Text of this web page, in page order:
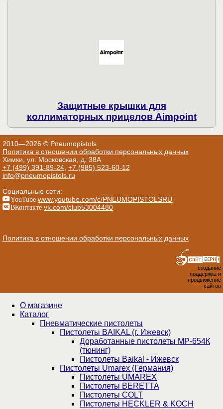
Защитные крышки для
коллиматорных прицелов Aimpoint
2010—2026 © Pneumopistols
Политика в отношении обработки персональных данных
Химки, ул. Московская, д. 38А
+7 (499) 391-89-24, +7 (985) 523-60-12
info@pneumopistols.ru
Социальные сети:
YouTube www.youtube.com/c/PNEUMOPISTOLSRU
ВКонтакте vk.com/club53004480
Политика в отношении обработки персональных данных
создание
поддержка и
продвижение
сайтов
О магазине
Каталог
Пнев­ма­ти­чес­кие пистолеты
Пистолеты BAIKAL (г. Ижевск)
Доработанные пистолеты МР-654К
(тюнинг)
Пистолеты Baikal - Ижевск
Пистолеты Umarex (Германия)
Пистолеты UMAREX
Пистолеты BERETTA
Пистолеты COLT
Пистолеты HECKLER & KOCH